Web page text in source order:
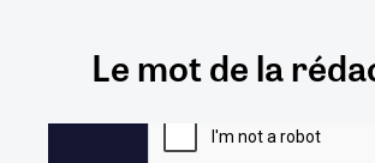
Le mot de la